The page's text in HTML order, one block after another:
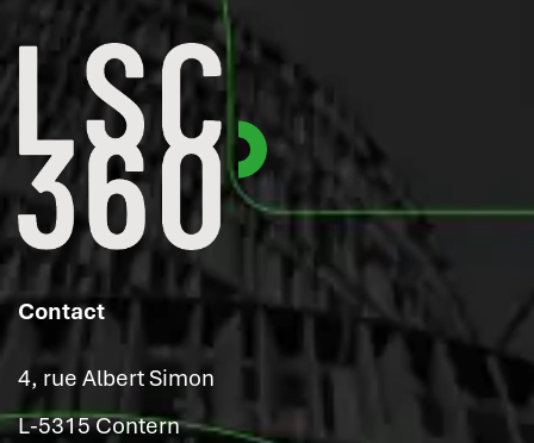
Contact
4, rue Albert Simon
L-5315 Contern